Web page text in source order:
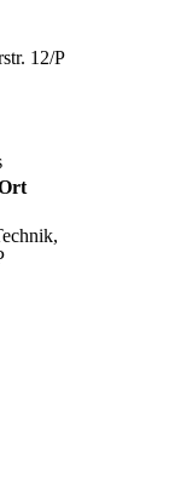
12/P